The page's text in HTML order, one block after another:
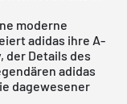
moderne
adidas ihre A-
der Details des
adidas
dagewesener